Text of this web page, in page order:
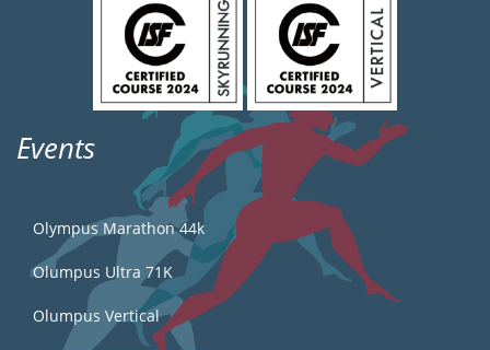
Events
Olympus Marathon 44k
Olumpus Ultra 71K
Olumpus Vertical